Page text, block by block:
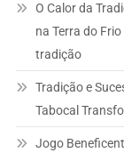
O Calor da
na Terra do
tradição
Tradição e
Tabocal
Jogo